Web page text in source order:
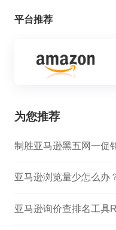
平台推荐
为您推荐
制胜亚马逊黑五网一促
亚马逊浏览量少怎么办
亚马逊询价查排名工具